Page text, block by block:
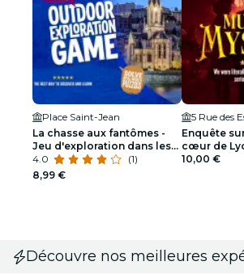
Place Saint-Jean
La chasse aux fantômes -
Jeu d'exploration dans les
rues de Lyon
4.0
(1)
8,99 €
Enquête
cœur de
10,00 €
Découvre nos meilleures